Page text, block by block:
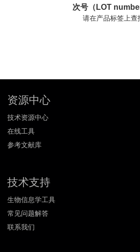
次号（LOT
请在产品标签上查
资源中心
技术资源中心
在线工具
参考文献库
技术支持
生物信息学工具
常见问题解答
联系我们